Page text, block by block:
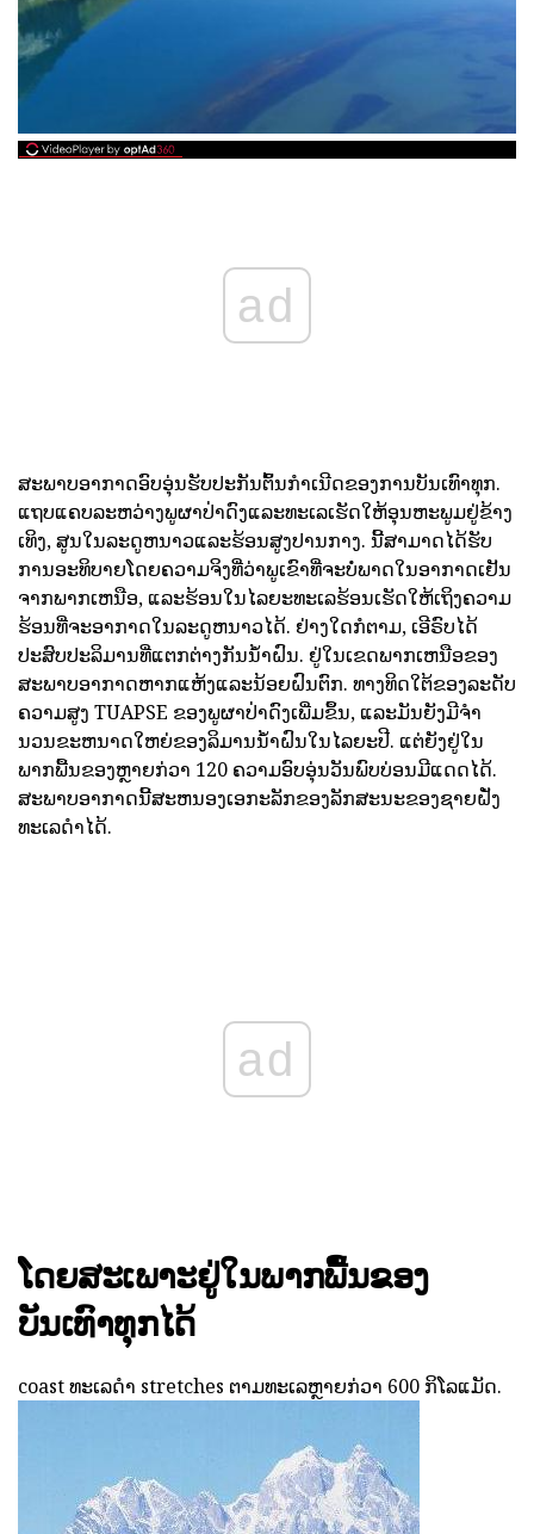
ad
ສະພາບອາກາດອົບອຸ່ນຮັບປະກັນຕົ້ນກໍາເນີດຂອງການບັນເທົາທຸກ.
ແຖບແຄບລະຫວ່າງພູຜາປ່າດົງແລະທະເລເຮັດໃຫ້ອຸນຫະພູມຢູ່ຂ້າງ
ເທິງ, ສູນໃນລະດູຫນາວແລະຮ້ອນສູງປານກາງ. ນີ້ສາມາດໄດ້ຮັບ
ການອະທິບາຍໂດຍຄວາມຈິງທີ່ວ່າພູເຂົາທີ່ຈະບໍ່ພາດໃນອາກາດເຢັນ
ຈາກພາກເຫນືອ, ແລະຮ້ອນໃນໄລຍະທະເລຮ້ອນເຮັດໃຫ້ເຖິງຄວາມ
ຮ້ອນທີ່ຈະອາກາດໃນລະດູຫນາວໄດ້. ຢ່າງໃດກໍຕາມ, ເອີຣົບໄດ້
ປະສົບປະລິມານທີ່ແຕກຕ່າງກັນນ້ໍາຝົນ. ຢູ່ໃນເຂດພາກເຫນືອຂອງ
ສະພາບອາກາດຫາກແຫ້ງແລະນ້ອຍຝົນຕົກ. ທາງທິດໃຕ້ຂອງລະດັບ
ຄວາມສູງ TUAPSE ຂອງພູຜາປ່າດົງເພີ່ມຂຶ້ນ, ແລະມັນຍັງມີຈໍາ
ນວນຂະຫນາດໃຫຍ່ຂອງລິມານນໍ້າຝົນໃນໄລຍະປີ. ແຕ່ຍັງຢູ່ໃນ
ພາກພື້ນຂອງຫຼາຍກ່ວາ 120 ຄວາມອົບອຸ່ນວັນພົບບ່ອນມີແດດໄດ້.
ສະພາບອາກາດນີ້ສະຫນອງເອກະລັກຂອງລັກສະນະຂອງຊາຍຝັ່ງ
ທະເລດໍາໄດ້.
ad
ໂດຍສະເພາະຢູ່ໃນພາກພື້ນຂອງ
ບັນເທົາທຸກໄດ້
coast ທະເລດໍາ stretches ຕາມທະເລຫຼາຍກ່ວາ 600 ກິໂລແມັດ.